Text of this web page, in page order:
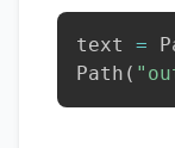
text =
Path (